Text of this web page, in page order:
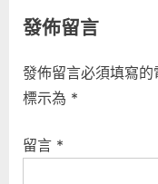
發佈留言
發佈留言必須填寫的
標示為 *
留言 *